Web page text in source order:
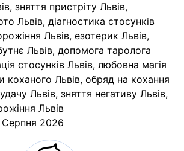
зняття пристріту Львів,
Львів, діагностика стосунків
Львів, езотерик Львів,
Львів, допомога таролога
стосунків Львів, любовна магія
коханого Львів, обряд на кохання
Львів, зняття негативу Львів,
Львів
2026